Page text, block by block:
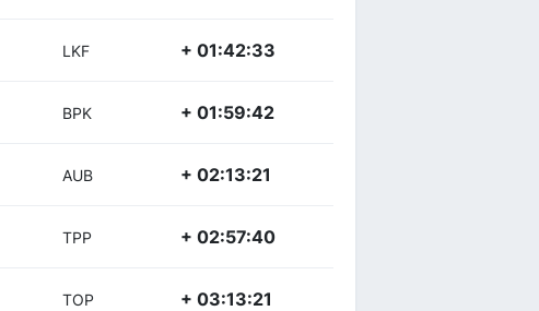
LKF + 01:42:33
BPK + 01:59:42
AUB + 02:13:21
TPP + 02:57:40
TOP + 03:13:21